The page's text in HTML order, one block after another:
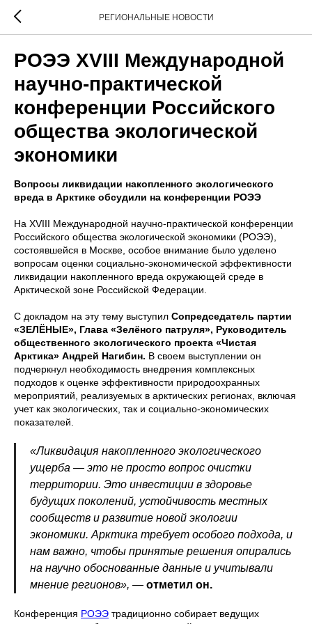
РЕГИОНАЛЬНЫЕ НОВОСТИ
РОЭЭ XVIII Международной
научно-практической
конференции Российского
общества экологической
экономики
Вопросы ликвидации накопленного экологического
вреда в Арктике обсудили на конференции РОЭЭ
На XVIII Международной научно-практической конференции
Российского общества экологической экономики (РОЭЭ),
состоявшейся в Москве, особое внимание было уделено
вопросам оценки социально-экономической эффективности
ликвидации накопленного вреда окружающей среде в
Арктической зоне Российской Федерации.
С докладом на эту тему выступил Сопредседатель партии
«ЗЕЛЁНЫЕ», Глава «Зелёного патруля», Руководитель
общественного экологического проекта «Чистая
Арктика» Андрей Нагибин. В своем выступлении он
подчеркнул необходимость внедрения комплексных
подходов к оценке эффективности природоохранных
мероприятий, реализуемых в арктических регионах, включая
учет как экологических, так и социально-экономических
показателей.
«Ликвидация накопленного экологического
ущерба — это не просто вопрос очистки
территории. Это инвестиции в здоровье
будущих поколений, устойчивость местных
сообществ и развитие новой экологии
экономики. Арктика требует особого подхода, и
нам важно, чтобы принятые решения опирались
на научно обоснованные данные и учитывали
мнение регионов», — отметил он.
Конференция РОЭЭ традиционно собирает ведущих